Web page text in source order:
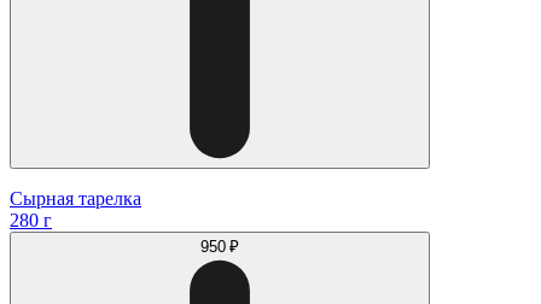
Сырная тарелка
280 г
950 ₽